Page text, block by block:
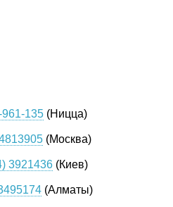
135 (Ницца)
(Москва)
3921436(Киев)
(Алматы)